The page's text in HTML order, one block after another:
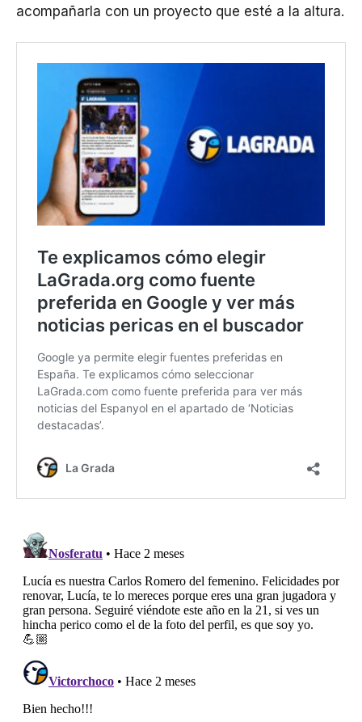
acompañarla con un proyecto que esté a la altura.